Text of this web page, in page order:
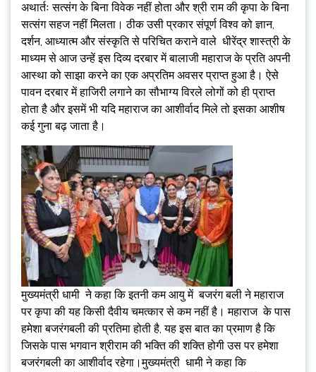
अथार्तः सत्संग के बिना विवेक नहीं होता और श्री राम की कृपा के बिना
सत्संग सहज नहीं मिलता। ठीक उसी प्रकार संपूर्ण विश्व को ज्ञान,
दर्शन, आध्यात्म और संस्कृति से परिचित कराने वाले धीरेंद्र शास्त्री के
माध्यम से आज उन्हें इस दिव्य दरबार में बालाजी महाराज के प्रति अपनी
आस्था को साझा करने का एक अप्रतिम अवसर प्राप्त हुआ है। ऐसे
पावन दरबार में हाजिरी लगाने का सौभाग्य विरले लोगों को ही प्राप्त
होता है और इसमें भी यदि महाराज का आशीर्वाद मिले तो इसका आशीष
कई गुना बढ़ जाता है।
मुख्यमंत्री धामी ने कहा कि इतनी कम आयु में बजरंग बली ने महाराज
पर कृपा की यह किसी दैवीय चमत्कार से कम नहीं है। महाराज के पास
हमेशा बजरंगबली की प्रतिमा होती है, यह इस बात का प्रमाण है कि
जिसके पास भगवान श्रीराम की भक्ति की शक्ति होगी उस पर हमेशा
बजरंगबली का आशीर्वाद रहेगा।मुख्यमंत्री धामी ने कहा कि